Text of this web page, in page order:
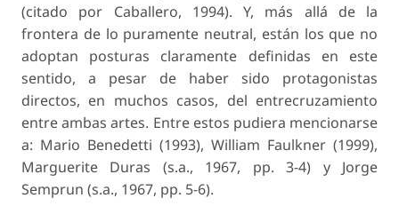
(citado por Caballero, 1994). Y, más allá de la
frontera de lo puramente neutral, están los que no
adoptan posturas claramente definidas en este
sentido, a pesar de haber sido protagonistas
directos, en muchos casos, del entrecruzamiento
entre ambas artes. Entre estos pudiera mencionarse
a: Mario Benedetti (1993), William Faulkner (1999),
Marguerite Duras (s.a., 1967, pp. 3-4) y Jorge
Semprun (s.a., 1967, pp. 5-6).